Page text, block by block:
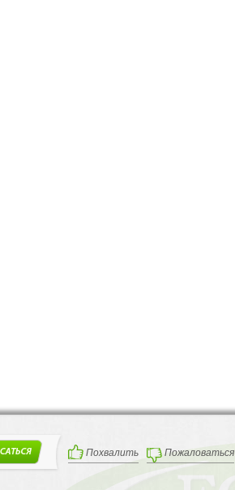
Похвалить Пожаловаться